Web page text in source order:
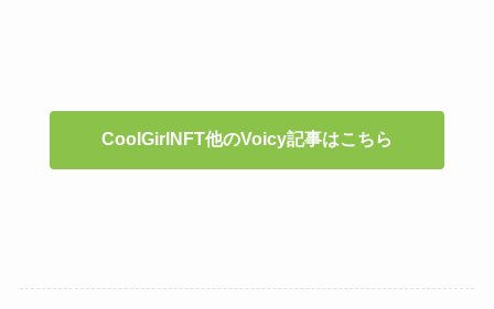
CoolGirlNFT他のVoicy記事はこちら